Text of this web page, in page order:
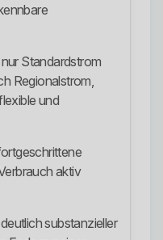
Standardstrom
Regionalstrom,
und
aktiv
substanzieller